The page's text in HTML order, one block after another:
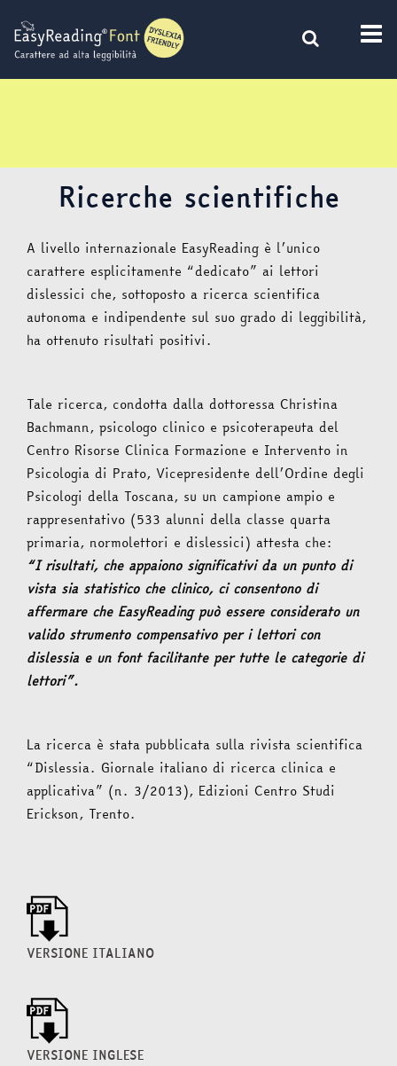
contenuto
Ricerche scientifiche
A livello internazionale EasyReading è l’unico
carattere esplicitamente “dedicato” ai lettori
dislessici che, sottoposto a ricerca scientiﬁca
autonoma e indipendente sul suo grado di leggibilità,
ha ottenuto risultati positivi.
Tale ricerca, condotta dalla dottoressa Christina
Bachmann, psicologo clinico e psicoterapeuta del
Centro Risorse Clinica Formazione e Intervento in
Psicologia di Prato, Vicepresidente dell’Ordine degli
Psicologi della Toscana, su un campione ampio e
rappresentativo (533 alunni della classe quarta
primaria, normolettori e dislessici) attesta che:
“I risultati, che appaiono signiﬁcativi da un punto di
vista sia statistico che clinico, ci consentono di
affermare che EasyReading può essere considerato un
valido strumento compensativo per i lettori con
dislessia e un font facilitante per tutte le categorie di
lettori”.
La ricerca è stata pubblicata sulla rivista scientifica
“Dislessia. Giornale italiano di ricerca clinica e
applicativa” (n. 3/2013), Edizioni Centro Studi
Erickson, Trento.
VERSIONE ITALIANO
VERSIONE INGLESE